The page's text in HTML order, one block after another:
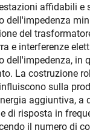
affidabili e
dell'impedenza
del
e interferenze
dell'impedenza, in
La costruzione
sulla
aggiuntiva,
di risposta in
il numero di